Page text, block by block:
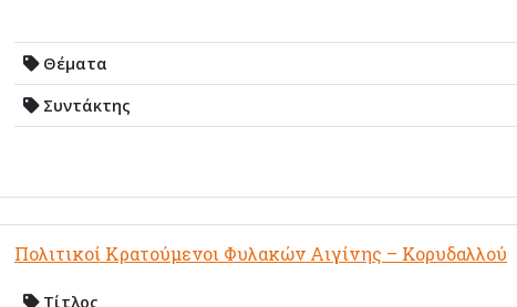
Θέματα
Συντάκτης
Πολιτικοί Κρατούμενοι Φυλακών Αιγίνης – Κορυδαλλού
Τίτλος